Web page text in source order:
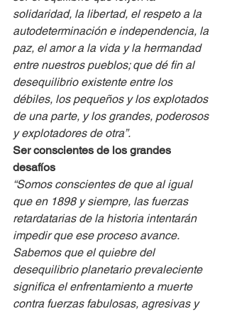
solidaridad, la libertad, el respeto a la
autodeterminación e independencia, la
paz, el amor a la vida y la hermandad
entre nuestros pueblos; que dé fin al
desequilibrio existente entre los
débiles, los pequeños y los explotados
de una parte, y los grandes, poderosos
y explotadores de otra”.
Ser conscientes de los grandes
desafíos
“Somos conscientes de que al igual
que en 1898 y siempre, las fuerzas
retardatarias de la historia intentarán
impedir que ese proceso avance.
Sabemos que el quiebre del
desequilibrio planetario prevaleciente
significa el enfrentamiento a muerte
contra fuerzas fabulosas, agresivas y